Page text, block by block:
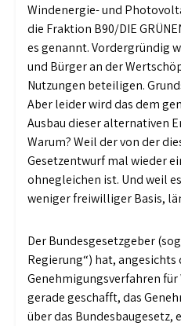
Windenergie- und
die Fraktion B90/DIE
es genannt. Vordergründig
und Bürger an der
Nutzungen beteiligen.
Aber leider wird das dem
Ausbau dieser alternativen
Warum? Weil der von der
Gesetzentwurf mal wieder
ohnegleichen ist. Und weil
weniger freiwilliger Basis,
Der Bundesgesetzgeber
Regierung“) hat,
Genehmigungsverfahren
gerade geschafft, das
über das Bundesbaugesetz,